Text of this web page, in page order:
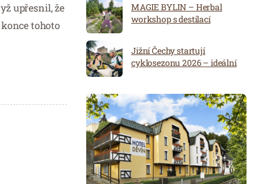
upřesnil, že
tohoto
MAGIE BYLIN – Herbal
workshop s destilací
Jižní Čechy startují
cyklosezonu 2026 – ideální